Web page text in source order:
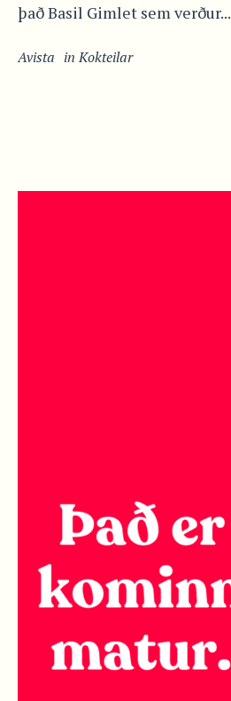
það Basil Gimlet sem verður...
Avista inKokteilar